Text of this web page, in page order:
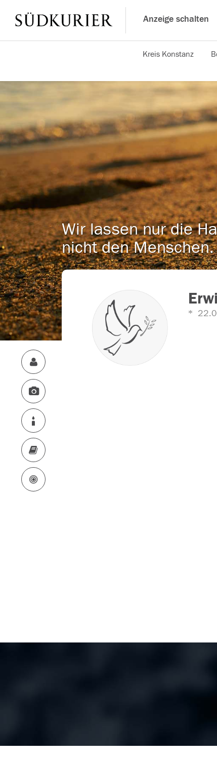
Anzeige schalten
Kreis Konstanz
Wir lassen nur die
nicht den Menschen.